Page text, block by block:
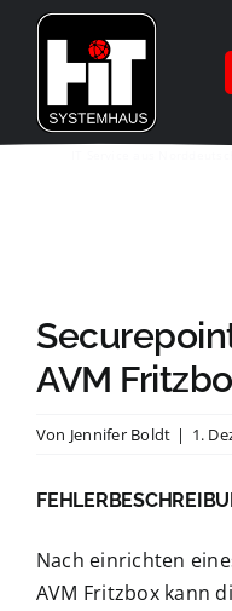
Zum
Inhalt
springen
IT Service aus
AVM
Von Jennifer Boldt | 1.
Nach einrichten
AVM Fritzbox kann